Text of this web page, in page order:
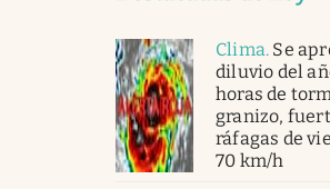
Clima. Se
diluvio del
horas de
granizo,
ráfagas de
70 km/h